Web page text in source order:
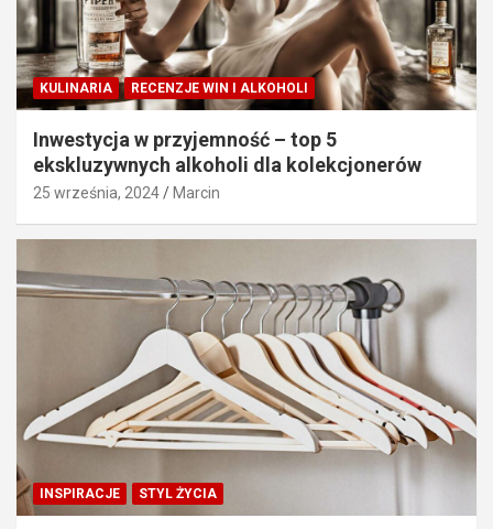
KULINARIA RECENZJE WIN I ALKOHOLI
Inwestycja w przyjemność – top 5
ekskluzywnych alkoholi dla kolekcjonerów
25 września, 2024 Marcin
INSPIRACJE STYL ŻYCIA